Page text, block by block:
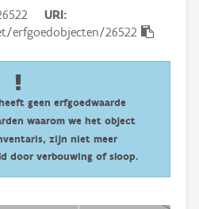
URI
erfgoedobjecten/26522
geen erfgoedwaarde
waarom we het object
zijn niet meer
door verbouwing of sloop.